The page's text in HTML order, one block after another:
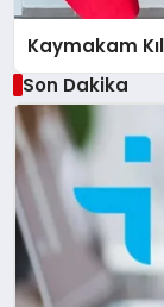
Kaymakam
Son Dakika